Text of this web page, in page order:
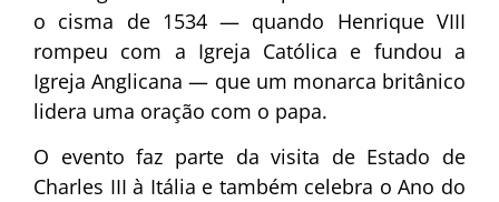
o cisma de 1534 — quando Henrique VIII
rompeu com a Igreja Católica e fundou a
Igreja Anglicana — que um monarca britânico
lidera uma oração com o papa.
O evento faz parte da visita de Estado de
Charles III à Itália e também celebra o Ano do